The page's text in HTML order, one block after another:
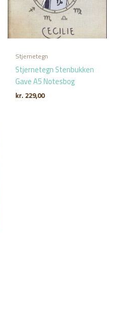
Stjernetegn
Stjernetegn Stenbukken
Gave A5 Notesbog
kr. 229,00